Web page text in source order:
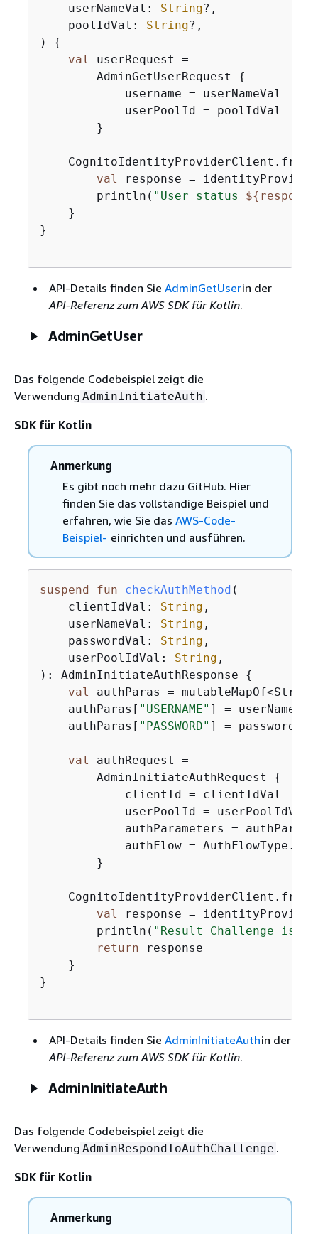
    userNameVal:
String?,
    poolIdVal:
String?,
)
{
val
userRequest =
        AdminGetUserRequest
{
            username = userNameVal
            userPoolId = poolIdVal
        }
val
response =
        println(
"User status ${
    }
}
API-Details finden Sie AdminGetUserin der
API-Referenz zum AWS SDK für Kotlin.
AdminGetUser
Das folgende Codebeispiel zeigt die
Verwendung AdminInitiateAuth .
SDK für Kotlin
Anmerkung
Es gibt noch mehr dazu GitHub. Hier
finden Sie das vollständige Beispiel und
erfahren, wie Sie das AWS-Code-
Beispiel- einrichten und ausführen.
suspend fun checkAuthMethod (
    clientIdVal:
String ,
    userNameVal:
String ,
    passwordVal:
String ,
    userPoolIdVal:
String ,
) : AdminInitiateAuthResponse {
val
authParas =
    authParas[
"USERNAME" ] = userNameVal
    authParas[
"PASSWORD" ] = passwordVal
val
authRequest =
        AdminInitiateAuthRequest
{
            clientId = clientIdVal
            userPoolId = userPoolIdVal
            authParameters = authParas
authFlow =
        }
val
response =
        println(
"Result Challenge is
return response
    }
}
API-Details finden Sie AdminInitiateAuthin der
API-Referenz zum AWS SDK für Kotlin.
AdminInitiateAuth
Das folgende Codebeispiel zeigt die
Verwendung AdminRespondToAuthChallenge .
SDK für Kotlin
Anmerkung